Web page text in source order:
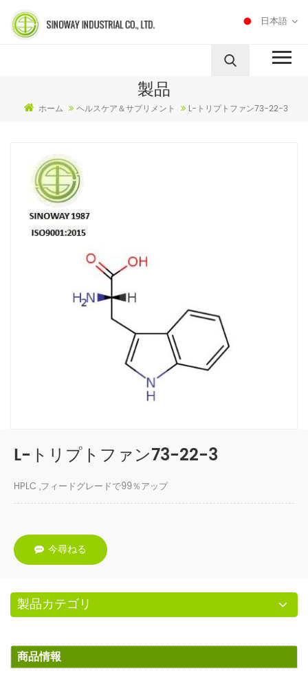
日本語
製品
ホーム ヘルスケア＆サプリメント L-トリプトファン73-22-3
L-トリプトファン73-22-3
HPLC ,フィードグレードで99％アップ
今尋ねる
製品カテゴリ
商品情報